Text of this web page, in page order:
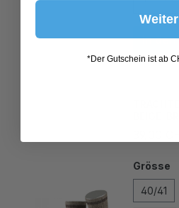
In den
46/47
Weiter
*Der Gutschein ist ab